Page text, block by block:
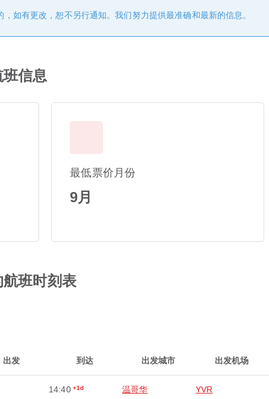
如有更改，恕不另行通知。我们努力提供最准确和最新的信息。
信息
最低票价月份
9月
班时刻表
出发 到达 出发城市 出发机场
14:40 +1d 温哥华 YVR